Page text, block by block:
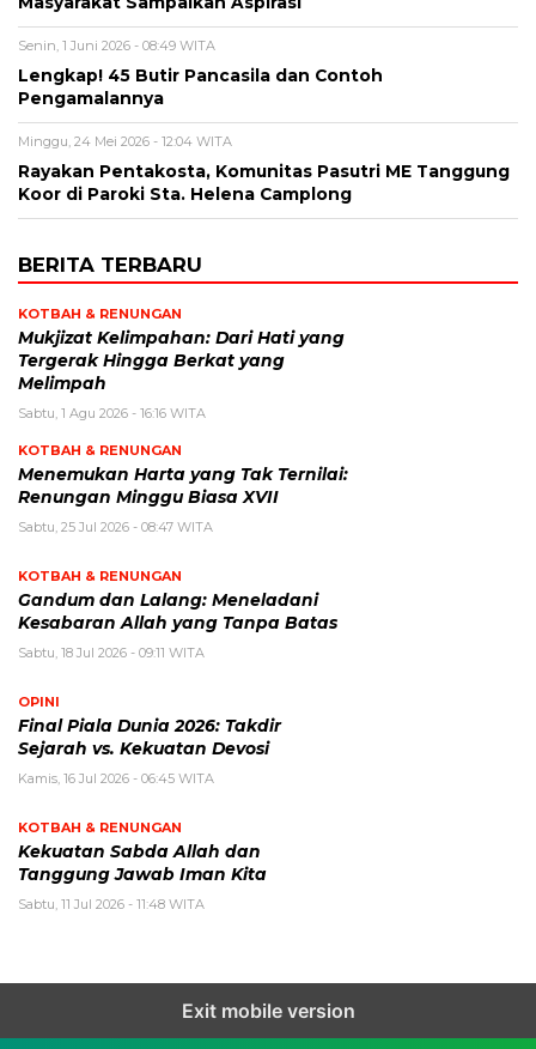
Senin, 1 Juni 2026 - 08:49 WITA
Lengkap! 45 Butir Pancasila dan Contoh
Pengamalannya
Minggu, 24 Mei 2026 - 12:04 WITA
Rayakan Pentakosta, Komunitas Pasutri ME Tanggung
Koor di Paroki Sta. Helena Camplong
BERITA TERBARU
KOTBAH & RENUNGAN
Mukjizat Kelimpahan: Dari Hati yang
Tergerak Hingga Berkat yang
Melimpah
Sabtu, 1 Agu 2026 - 16:16 WITA
KOTBAH & RENUNGAN
Menemukan Harta yang Tak Ternilai:
Renungan Minggu Biasa XVII
Sabtu, 25 Jul 2026 - 08:47 WITA
KOTBAH & RENUNGAN
Gandum dan Lalang: Meneladani
Kesabaran Allah yang Tanpa Batas
Sabtu, 18 Jul 2026 - 09:11 WITA
OPINI
Final Piala Dunia 2026: Takdir
Sejarah vs. Kekuatan Devosi
Kamis, 16 Jul 2026 - 06:45 WITA
KOTBAH & RENUNGAN
Kekuatan Sabda Allah dan
Tanggung Jawab Iman Kita
Sabtu, 11 Jul 2026 - 11:48 WITA
Exit mobile version